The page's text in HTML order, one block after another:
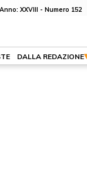
Anno: XXVIII - Numero 152
DALLA REDAZIONE